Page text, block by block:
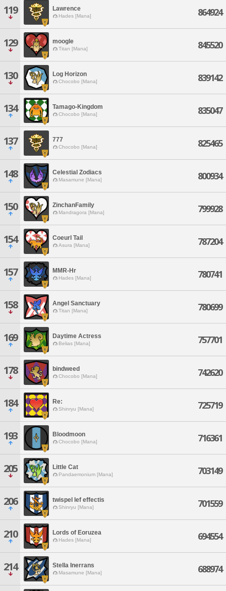
119 Lawrence
Hades [Mana] 864924
129 moogle
Titan [Mana] 845520
130 Log Horizon
Chocobo [Mana] 839142
134 Tamago-Kingdom
Chocobo [Mana] 835047
137 777
Chocobo [Mana] 825465
148 Celestial Zodiacs
Masamune [Mana] 800934
150 ZinchanFamily
Mandragora [Mana] 799928
154 Coeurl Tail
Asura [Mana] 787204
157 MMR-Hr
Hades [Mana] 780741
158 Angel Sanctuary
Titan [Mana] 780699
169 Daytime Actress
Belias [Mana] 757701
178 bindweed
Chocobo [Mana] 742620
184 Re:
Shinryu [Mana] 725719
193 Bloodmoon
Chocobo [Mana] 716361
205 Little Cat
Pandaemonium [Mana] 703149
206 twispel lef effectis
Shinryu [Mana] 701559
210 Lords of Eoruzea
Hades [Mana] 694554
214 Stella Inerrans
Masamune [Mana] 688974